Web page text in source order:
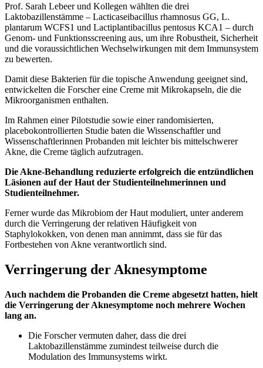
Prof. Sarah Lebeer und Kollegen wählten die drei
Laktobazillenstämme – Lacticaseibacillus rhamnosus GG, L.
plantarum WCFS1 und Lactiplantibacillus pentosus KCA1 – durch
Genom- und Funktionsscreening aus, um ihre Robustheit, Sicherheit
und die voraussichtlichen Wechselwirkungen mit dem Immunsystem
zu bewerten.
Damit diese Bakterien für die topische Anwendung geeignet sind,
entwickelten die Forscher eine Creme mit Mikrokapseln, die die
Mikroorganismen enthalten.
Im Rahmen einer Pilotstudie sowie einer randomisierten,
placebokontrollierten Studie baten die Wissenschaftler und
Wissenschaftlerinnen Probanden mit leichter bis mittelschwerer
Akne, die Creme täglich aufzutragen.
Die Akne-Behandlung reduzierte erfolgreich die entzündlichen
Läsionen auf der Haut der Studienteilnehmerinnen und
Studienteilnehmer.
Ferner wurde das Mikrobiom der Haut moduliert, unter anderem
durch die Verringerung der relativen Häufigkeit von
Staphylokokken, von denen man annimmt, dass sie für das
Fortbestehen von Akne verantwortlich sind.
Verringerung der Aknesymptome
Auch nachdem die Probanden die Creme abgesetzt hatten, hielt
die Verringerung der Aknesymptome noch mehrere Wochen
lang an.
Die Forscher vermuten daher, dass die drei
Laktobazillenstämme zumindest teilweise durch die
Modulation des Immunsystems wirkt.